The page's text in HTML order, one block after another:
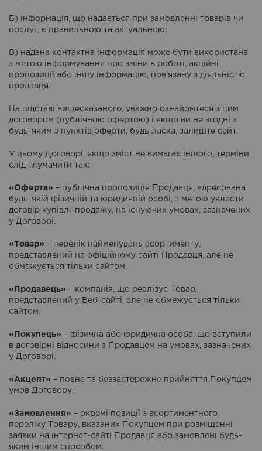
Б) інформація, що надається при замовленні товарів чи
послуг, є правильною та актуальною;
В) надана контактна інформація може бути використана
з метою інформування про зміни в роботі, акційні
пропозиції або іншу інформацію, пов’язану з діяльністю
продавця.
На підставі вищесказаного, уважно ознайомтеся з цим
договором (публічною офертою) і якщо ви не згодні з
будь-яким з пунктів оферти, будь ласка, залиште сайт.
У цьому Договорі, якщо зміст не вимагає іншого, терміни
слід тлумачити так:
«Оферта» – публічна пропозиція Продавця, адресована
будь-якій фізичній та юридичній особі, з метою укласти
договір купівлі-продажу, на існуючих умовах, зазначених
у Договорі.
«Товар» – перелік найменувань асортименту,
представлений на офіційному сайті Продавця, але не
обмежується тільки сайтом.
«Продавець» – компанія, що реалізує Товар,
представлений у Веб-сайті, але не обмежується тільки
сайтом.
«Покупець» – фізична або юридична особа, що вступили
в договірні відносини з Продавцем на умовах, зазначених
у Договорі.
«Акцепт» – повне та беззастережне прийняття Покупцем
умов Договору.
«Замовлення» – окремі позиції з асортиментного
переліку Товару, вказаних Покупцем при розміщенні
заявки на інтернет-сайті Продавця або замовлені будь-
яким іншим способом.